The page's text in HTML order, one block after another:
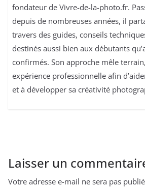
fondateur de Vivre-de-la-photo.fr.
depuis de nombreuses années, il
travers des guides, conseils
destinés aussi bien aux débutants
confirmés. Son approche mêle
expérience professionnelle afin
et à développer sa créativité
Laisser un
Votre adresse e-mail ne sera pas